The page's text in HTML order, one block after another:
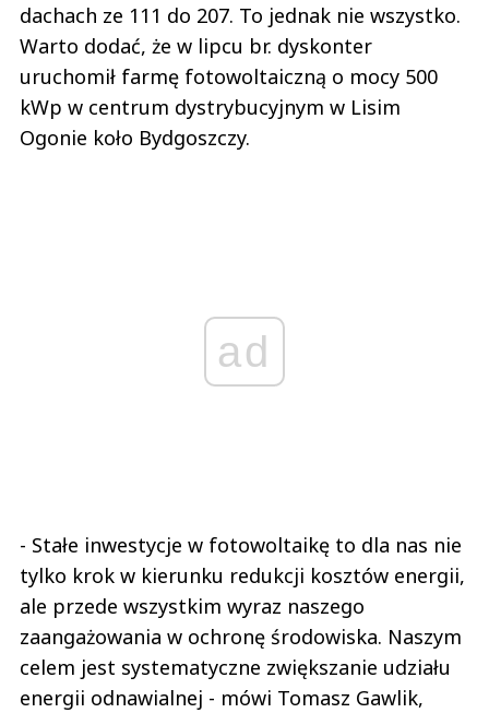
dachach ze 111 do 207. To jednak nie wszystko.
Warto dodać, że w lipcu br. dyskonter
uruchomił farmę fotowoltaiczną o mocy 500
kWp w centrum dystrybucyjnym w Lisim
Ogonie koło Bydgoszczy.
ad
- Stałe inwestycje w fotowoltaikę to dla nas nie
tylko krok w kierunku redukcji kosztów energii,
ale przede wszystkim wyraz naszego
zaangażowania w ochronę środowiska. Naszym
celem jest systematyczne zwiększanie udziału
energii odnawialnej - mówi Tomasz Gawlik,